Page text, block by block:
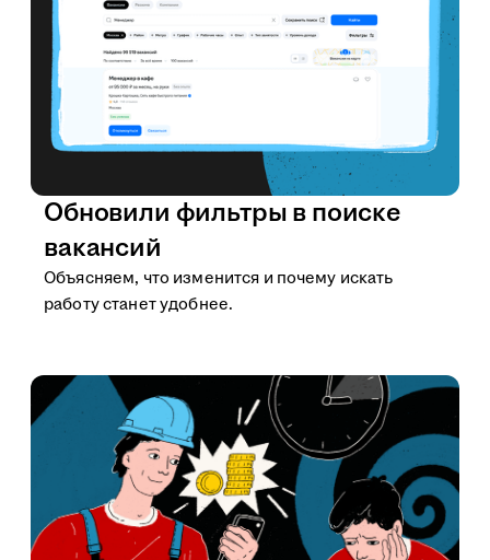
Обновили фильтры в поиске
вакансий
Объясняем, что изменится и почему искать
работу станет удобнее.